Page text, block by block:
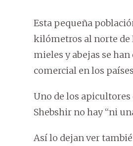
Esta pequeña
kilómetros al norte de
mieles y abejas se
comercial en los
Uno de los apicultores
Shebshir no hay “ni
Así lo dejan ver